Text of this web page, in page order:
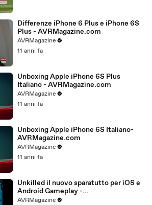
Differenze iPhone 6 Plus e iPhone 6S
Plus - AVRMagazine.com
AVRMagazine
11 anni fa
Unboxing Apple iPhone 6S Plus
Italiano - AVRMagazine.com
AVRMagazine
11 anni fa
Unboxing Apple iPhone 6S Italiano-
AVRMagazine.com
AVRMagazine
11 anni fa
Unkilled il nuovo sparatutto per iOS e
Android Gameplay -
AVRMagazine.com
AVRMagazine